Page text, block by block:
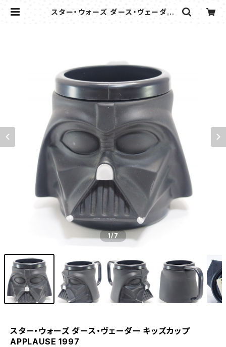
スター・ウォーズ ダース・ヴェーダー
1/7
スター・ウォーズ ダース・ヴェーダー キッズカップ
APPLAUSE 1997